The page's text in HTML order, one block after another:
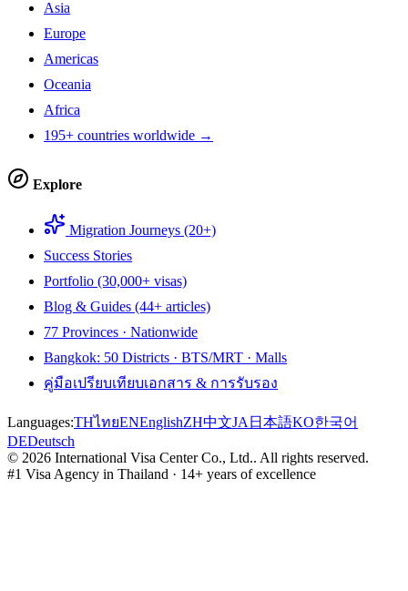
Asia
Europe
Americas
Oceania
Africa
195+ countries worldwide →
Explore
Migration Journeys (20+)
Success Stories
Portfolio (30,000+ visas)
Blog & Guides (44+ articles)
77 Provinces · Nationwide
Bangkok: 50 Districts · BTS/MRT · Malls
คู่มือเปรียบเทียบเอกสาร & การรับรอง
Languages:THไทยENEnglishZH中文JA 日本語KO한국어
DEDeutsch
© 2026 International Visa Center Co., Ltd.. All rights reserved.
#1 Visa Agency in Thailand · 14+ years of excellence